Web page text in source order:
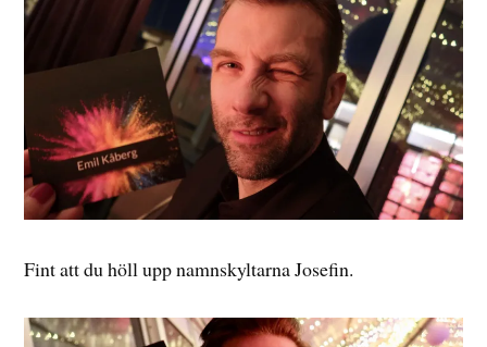
Fint att du höll upp namnskyltarna Josefin.